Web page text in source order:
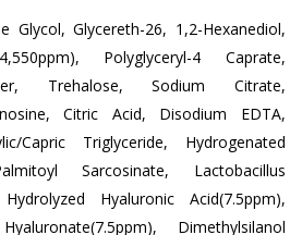
Glycol, Glycereth-26, 1,2-Hexanediol,
Polyglyceryl-4 Caprate,
Trehalose, Sodium Citrate,
Citric Acid, Disodium EDTA,
Capric Triglyceride, Hydrogenated
Sarcosinate, Lactobacillus
Hyaluronic Acid(7.5ppm),
Dimethylsilanol